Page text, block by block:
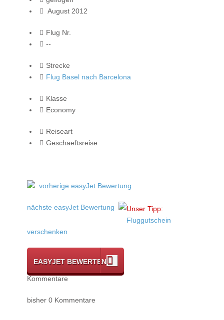
August 2012
Flug Nr.
--
Strecke
Flug Basel nach Barcelona
Klasse
Economy
Reiseart
Geschaeftsreise
vorherige easyJet Bewertung
nächste easyJet Bewertung
Unser Tipp:
Fluggutschein
verschenken
EASYJET BEWERTEN
Kommentare
bisher 0 Kommentare